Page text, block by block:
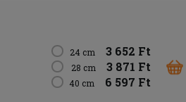
24 cm 3 652 Ft
28 cm 3 871 Ft
40 cm 6 597 Ft